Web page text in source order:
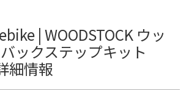
| WOODSTOCK ウッ
ックステップキット
細情報